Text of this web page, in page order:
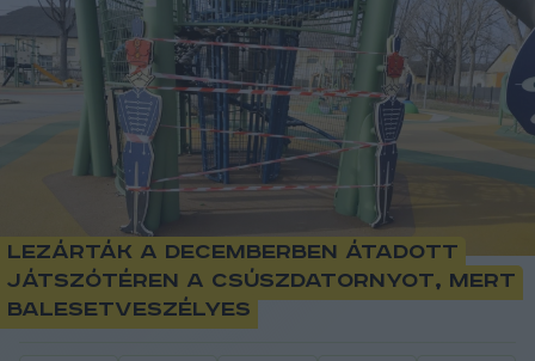
Lezárták a decemberben átadott
játszótéren a csúszdatornyot, mert
balesetveszélyes